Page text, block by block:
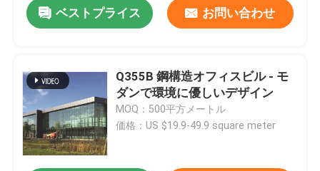
ベストプライス お問い合わせ
Q355B 鋼構造オフィスビル - モ
ダンで環境に優しいデザイン
MOQ：500平方メートル
価格：US $19.9-49.9 square meter